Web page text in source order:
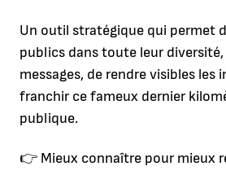
Un outil stratégique qui permet
publics dans toute leur
messages, de rendre visibles les
franchir ce fameux dernier
publique.
👉 Mieux connaître pour mieux